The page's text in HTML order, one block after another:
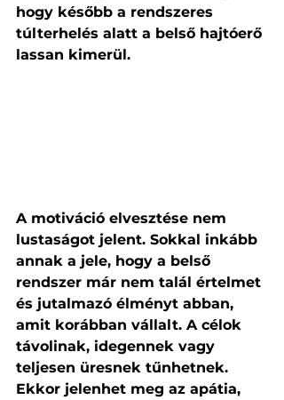
hogy később a rendszeres
túlterhelés alatt a belső hajtóerő
lassan kimerül.
A motiváció elvesztése nem
lustaságot jelent. Sokkal inkább
annak a jele, hogy a belső
rendszer már nem talál értelmet
és jutalmazó élményt abban,
amit korábban vállalt. A célok
távolinak, idegennek vagy
teljesen üresnek tűnhetnek.
Ekkor jelenhet meg az apátia,